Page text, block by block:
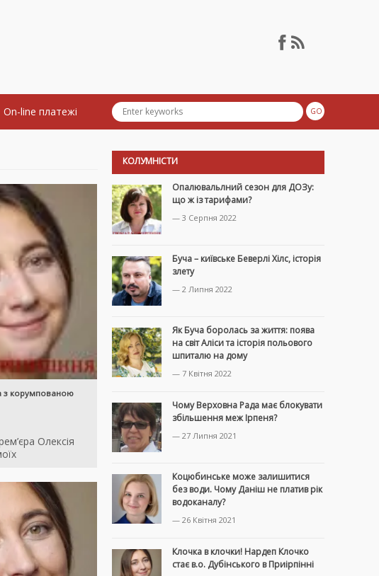
On-line платежі
з корумпованою
Олексія
КОЛУМНІСТИ
Опалювальлний сезон для ДОЗу:
що ж із тарифами?
— 3 Серпня 2022
Буча – київське Беверлі Хілс, історія
злету
— 2 Липня 2022
Як Буча боролась за життя: поява
на світ Аліси та історія польового
шпиталю на дому
— 7 Квітня 2022
Чому Верховна Рада має блокувати
збільшення меж Ірпеня?
— 27 Липня 2021
Коцюбинське може залишитися
без води. Чому Даніш не платив рік
водоканалу?
— 26 Квітня 2021
Клочка в клочки! Нардеп Клочко
стає в.о. Дубінського в Приірпінні